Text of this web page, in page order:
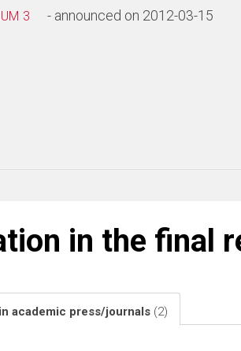
3 - announced on 2012-03-15
in the final
academic press/journals (2)